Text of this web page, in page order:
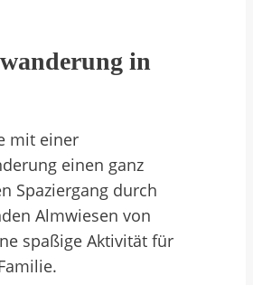
in
mit einer
einen ganz
Spaziergang durch
Almwiesen von
spaßige Aktivität für